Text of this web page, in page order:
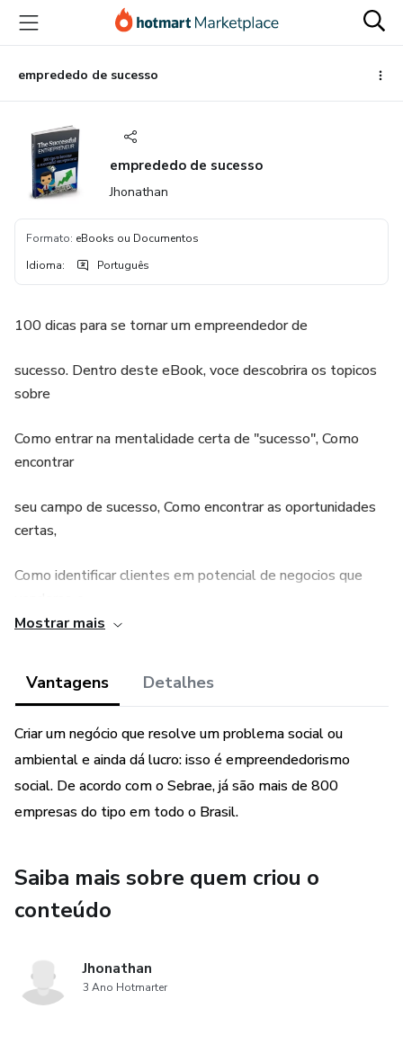
para
conteúdo
principal
para
pagamento
para
rodapé
emprededo de sucesso
emprededo de sucesso
Jhonathan
Formato: eBooks ou Documentos
Idioma: Português
100 dicas para se tornar um empreendedor de
sucesso. Dentro deste eBook, voce descobrira os topicos
sobre
Como entrar na mentalidade certa de "sucesso", Como
encontrar
seu campo de sucesso, Como encontrar as oportunidades
certas,
Como identificar clientes em potencial de negocios que
Mostrar mais
Vantagens Detalhes
Criar um negócio que resolve um problema social ou
ambiental e ainda dá lucro: isso é empreendedorismo
social. De acordo com o Sebrae, já são mais de 800
empresas do tipo em todo o Brasil.
Saiba mais sobre quem criou o
conteúdo
Jhonathan
3 Ano Hotmarter